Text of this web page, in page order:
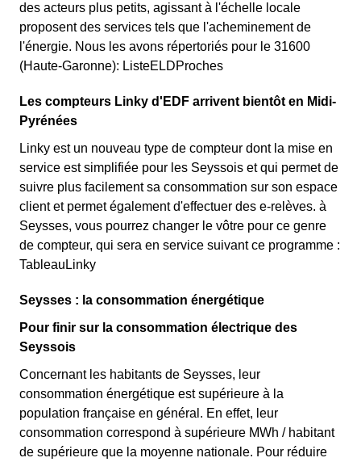
des acteurs plus petits, agissant à l'échelle locale
proposent des services tels que l'acheminement de
l'énergie. Nous les avons répertoriés pour le 31600
(Haute-Garonne): ListeELDProches
Les compteurs Linky d'EDF arrivent bientôt en Midi-
Pyrénées
Linky est un nouveau type de compteur dont la mise en
service est simplifiée pour les Seyssois et qui permet de
suivre plus facilement sa consommation sur son espace
client et permet également d'effectuer des e-relèves. à
Seysses, vous pourrez changer le vôtre pour ce genre
de compteur, qui sera en service suivant ce programme :
TableauLinky
Seysses : la consommation énergétique
Pour finir sur la consommation électrique des
Seyssois
Concernant les habitants de Seysses, leur
consommation énergétique est supérieure à la
population française en général. En effet, leur
consommation correspond à supérieure MWh / habitant
de supérieure que la moyenne nationale. Pour réduire